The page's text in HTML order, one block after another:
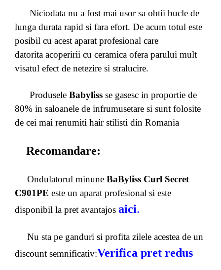
Niciodata nu a fost mai usor sa obtii bucle de
lunga durata rapid si fara efort. De acum totul este
posibil cu acest aparat profesional care
datorita acoperirii cu ceramica ofera parului mult
visatul efect de netezire si stralucire.
Produsele Babyliss se gasesc in proportie de
80% in saloanele de infrumusetare si sunt folosite
de cei mai renumiti hair stilisti din Romania
Recomandare:
Ondulatorul minune BaByliss Curl Secret
C901PE este un aparat profesional si este
disponibil la pret avantajos aici.
Nu sta pe ganduri si profita zilele acestea de un
discount semnificativ:Verifica pret redus